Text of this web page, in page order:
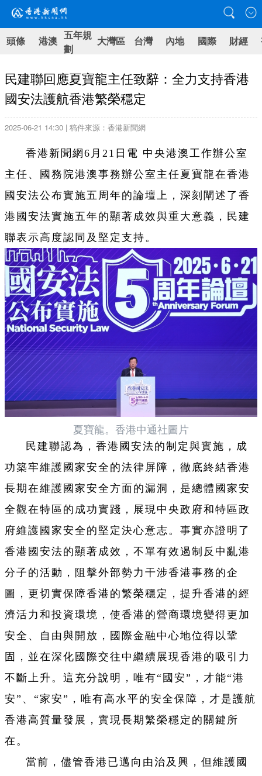
頭條 港澳 五年規
劃
大灣區 台灣 內地 國際 財經
民建聯回應夏寶龍主任致辭：全力支持香港
國安法護航香港繁榮穩定
2025-06-21 14:30 | 稿件來源：香港新聞網
香港新聞網6月21日電 中央港澳工作辦公室
主任、國務院港澳事務辦公室主任夏寶龍在香港
國安法公布實施五周年的論壇上，深刻闡述了香
港國安法實施五年的顯著成效與重大意義，民建
聯表示高度認同及堅定支持。
夏寶龍。香港中通社圖片
民建聯認為，香港國安法的制定與實施，成
功築牢維護國家安全的法律屏障，徹底終結香港
長期在維護國家安全方面的漏洞，是總體國家安
全觀在特區的成功實踐，展現中央政府和特區政
府維護國家安全的堅定決心意志。事實亦證明了
香港國安法的顯著成效，不單有效遏制反中亂港
分子的活動，阻擊外部勢力干涉香港事務的企
圖，更切實保障香港的繁榮穩定，提升香港的經
濟活力和投資環境，使香港的營商環境變得更加
安全、自由與開放，國際金融中心地位得以鞏
固，並在深化國際交往中繼續展現香港的吸引力
不斷上升。這充分說明，唯有“國安”，才能“港
安”、“家安”，唯有高水平的安全保障，才是護航
香港高質量發展，實現長期繁榮穩定的關鍵所
在。
當前，儘管香港已邁向由治及興，但維護國